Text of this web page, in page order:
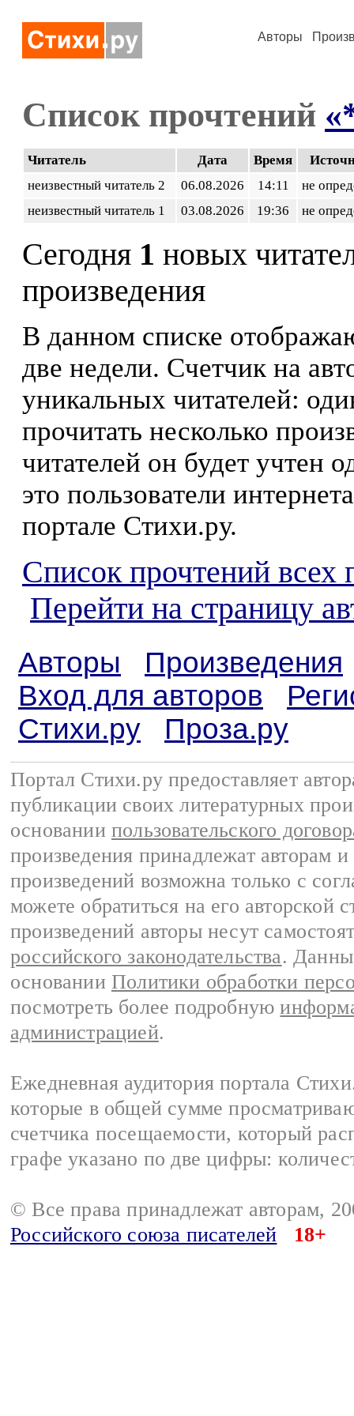
Авторы
Список прочтений
Читатель Дата Время
неизвестный читатель 2
06.08.2026 14:11
не
неизвестный читатель 1
03.08.2026 19:36 не
Сегодня 1 новых
произведения
В данном списке
две недели. Счетчик на
уникальных читателей:
прочитать несколько
читателей он будет учтен
это пользователи
портале Стихи.ру.
Список прочтений всех
Перейти на страницу
Авторы
Произведения
Вход для авторов
Стихи.ру
Проза.ру
Портал Стихи.ру предоставляет
публикации своих литературных
основании пользовательского
произведения принадлежат авторам
произведений возможна только с
можете обратиться на его авторской
произведений авторы несут
российского законодательства.
основании Политики обработки
посмотреть более подробную
администрацией.
Ежедневная аудитория портала
которые в общей сумме
счетчика посещаемости, который
графе указано по две цифры:
© Все права принадлежат авторам,
Российского союза писателей
18+